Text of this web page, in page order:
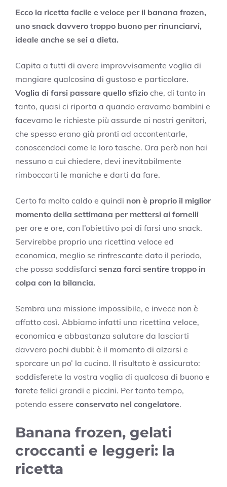
Ecco la ricetta facile e veloce per il banana frozen,
uno snack davvero troppo buono per rinunciarvi,
ideale anche se sei a dieta.
Capita a tutti di avere improvvisamente voglia di
mangiare qualcosina di gustoso e particolare.
Voglia di farsi passare quello sfizio che, di tanto in
tanto, quasi ci riporta a quando eravamo bambini e
facevamo le richieste più assurde ai nostri genitori,
che spesso erano già pronti ad accontentarle,
conoscendoci come le loro tasche. Ora però non hai
nessuno a cui chiedere, devi inevitabilmente
rimboccarti le maniche e darti da fare.
Certo fa molto caldo e quindi non è proprio il miglior
momento della settimana per mettersi ai fornelli
per ore e ore, con l’obiettivo poi di farsi uno snack.
Servirebbe proprio una ricettina veloce ed
economica, meglio se rinfrescante dato il periodo,
che possa soddisfarci senza farci sentire troppo in
colpa con la bilancia.
Sembra una missione impossibile, e invece non è
affatto così. Abbiamo infatti una ricettina veloce,
economica e abbastanza salutare da lasciarti
davvero pochi dubbi: è il momento di alzarsi e
sporcare un po’ la cucina. Il risultato è assicurato:
soddisferete la vostra voglia di qualcosa di buono e
farete felici grandi e piccini. Per tanto tempo,
potendo essere conservato nel congelatore.
Banana frozen, gelati
croccanti e leggeri: la
ricetta